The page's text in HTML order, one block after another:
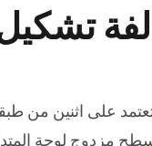
آلة لف
آلة الانحناء
لفة
على اثنين من
مزدوج لوحة